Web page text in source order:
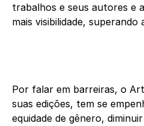
trabalhos e seus autores e
mais visibilidade,
Por falar em barreiras, o
suas edições, tem se
equidade de gênero,